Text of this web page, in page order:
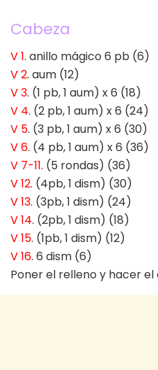
Cabeza
V 1. anillo mágico 6 pb (6)
V 2. aum (12)
V 3. (1 pb, 1 aum) x 6 (18)
V 4. (2 pb, 1 aum) x 6 (24)
V 5. (3 pb, 1 aum) x 6 (30)
V 6. (4 pb, 1 aum) x 6 (36)
V 7-11. (5 rondas) (36)
V 12. (4pb, 1 dism) (30)
V 13. (3pb, 1 dism) (24)
V 14. (2pb, 1 dism) (18)
V 15. (1pb, 1 dism) (12)
V 16. 6 dism (6)
Poner el relleno y hacer